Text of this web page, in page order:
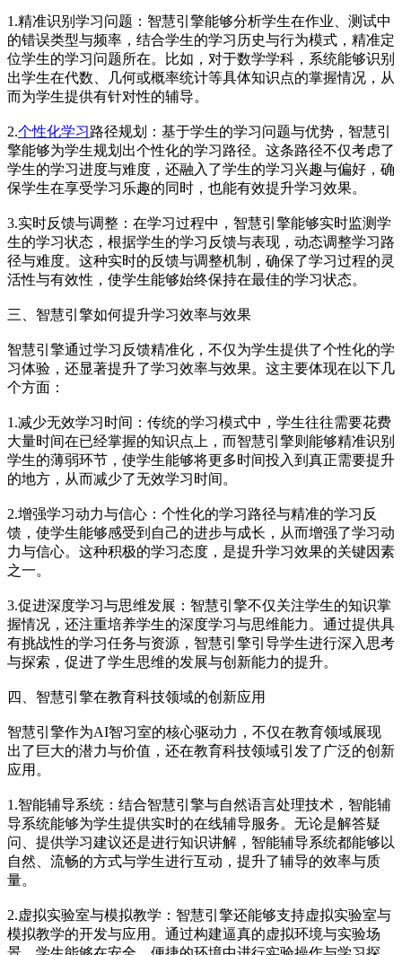
1.精准识别学习问题：智慧引擎能够分析学生在作业、测试中
的错误类型与频率，结合学生的学习历史与行为模式，精准定
位学生的学习问题所在。比如，对于数学学科，系统能够识别
出学生在代数、几何或概率统计等具体知识点的掌握情况，从
而为学生提供有针对性的辅导。
2.个性化学习路径规划：基于学生的学习问题与优势，智慧引
擎能够为学生规划出个性化的学习路径。这条路径不仅考虑了
学生的学习进度与难度，还融入了学生的学习兴趣与偏好，确
保学生在享受学习乐趣的同时，也能有效提升学习效果。
3.实时反馈与调整：在学习过程中，智慧引擎能够实时监测学
生的学习状态，根据学生的学习反馈与表现，动态调整学习路
径与难度。这种实时的反馈与调整机制，确保了学习过程的灵
活性与有效性，使学生能够始终保持在最佳的学习状态。
三、智慧引擎如何提升学习效率与效果
智慧引擎通过学习反馈精准化，不仅为学生提供了个性化的学
习体验，还显著提升了学习效率与效果。这主要体现在以下几
个方面：
1.减少无效学习时间：传统的学习模式中，学生往往需要花费
大量时间在已经掌握的知识点上，而智慧引擎则能够精准识别
学生的薄弱环节，使学生能够将更多时间投入到真正需要提升
的地方，从而减少了无效学习时间。
2.增强学习动力与信心：个性化的学习路径与精准的学习反
馈，使学生能够感受到自己的进步与成长，从而增强了学习动
力与信心。这种积极的学习态度，是提升学习效果的关键因素
之一。
3.促进深度学习与思维发展：智慧引擎不仅关注学生的知识掌
握情况，还注重培养学生的深度学习与思维能力。通过提供具
有挑战性的学习任务与资源，智慧引擎引导学生进行深入思考
与探索，促进了学生思维的发展与创新能力的提升。
四、智慧引擎在教育科技领域的创新应用
智慧引擎作为AI智习室的核心驱动力，不仅在教育领域展现
出了巨大的潜力与价值，还在教育科技领域引发了广泛的创新
应用。
1.智能辅导系统：结合智慧引擎与自然语言处理技术，智能辅
导系统能够为学生提供实时的在线辅导服务。无论是解答疑
问、提供学习建议还是进行知识讲解，智能辅导系统都能够以
自然、流畅的方式与学生进行互动，提升了辅导的效率与质
量。
2.虚拟实验室与模拟教学：智慧引擎还能够支持虚拟实验室与
模拟教学的开发与应用。通过构建逼真的虚拟环境与实验场